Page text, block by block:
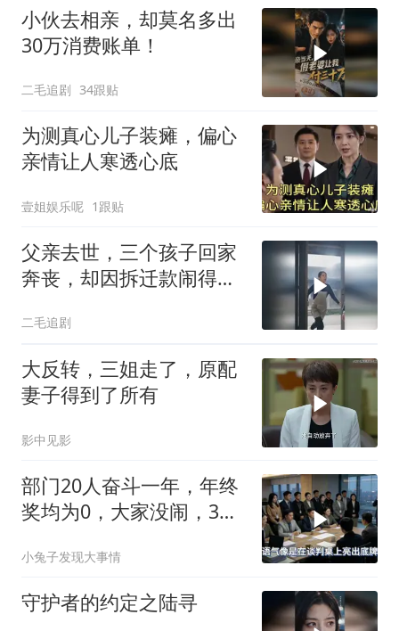
小伙去相亲，却莫名多出
30万消费账单！
二毛追剧 34跟贴
为测真心儿子装瘫，偏心
亲情让人寒透心底
壹姐娱乐呢 1跟贴
父亲去世，三个孩子回家
奔丧，却因拆迁款闹得死
二毛追剧
大反转，三姐走了，原配
妻子得到了所有
影中见影
部门20人奋斗一年，年终
奖均为0，大家没闹，3天
小兔子发现大事情
守护者的约定之陆寻